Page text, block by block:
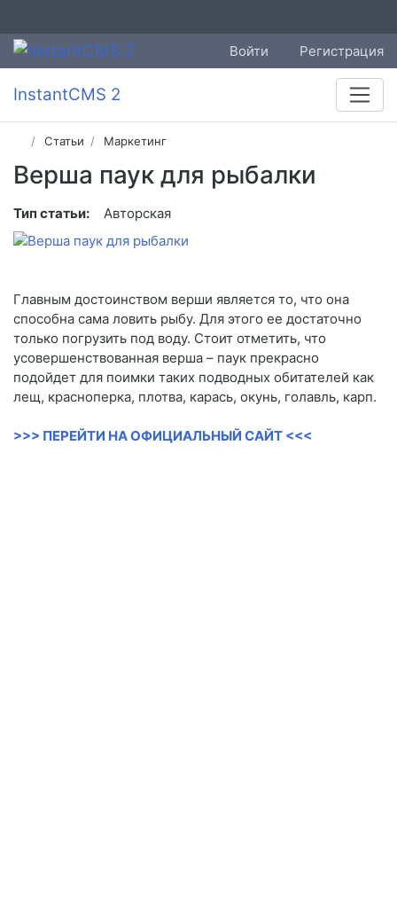
Войти Регистрация
InstantCMS 2
Статьи Маркетинг
Верша паук для рыбалки
Тип статьи: Авторская
Главным достоинством верши является то, что она
способна сама ловить рыбу. Для этого ее достаточно
только погрузить под воду. Стоит отметить, что
усовершенствованная верша – паук прекрасно
подойдет для поимки таких подводных обитателей как
лещ, красноперка, плотва, карась, окунь, голавль, карп.
>>> ПЕРЕЙТИ НА ОФИЦИАЛЬНЫЙ САЙТ <<<